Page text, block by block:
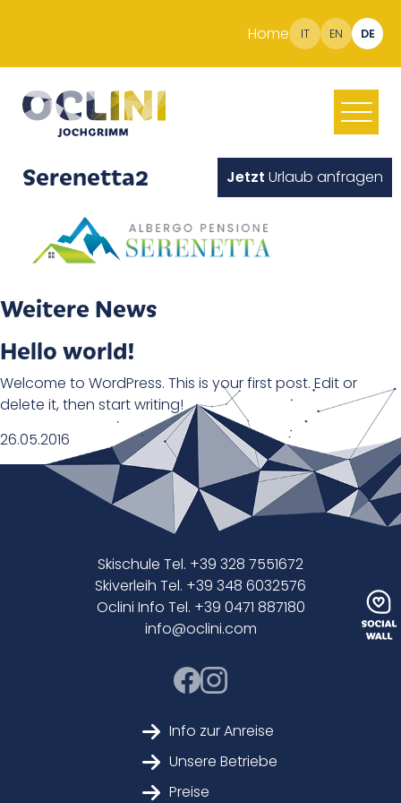
Home IT EN DE
Jetzt Urlaub anfragen
Serenetta2
Weitere News
Hello world!
Welcome to WordPress. This is your first post. Edit or
delete it, then start writing!
26.05.2016
Skischule Tel. +39 328 7551672
Skiverleih Tel. +39 348 6032576
Oclini Info Tel. +39 0471 887180
info@oclini.com
Info zur Anreise
Unsere Betriebe
Preise